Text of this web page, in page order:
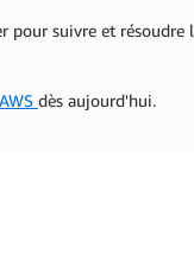
pour suivre et résoudre
dès aujourd'hui.